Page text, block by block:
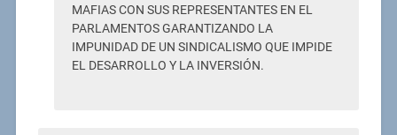
MAFIAS CON SUS REPRESENTANTES EN EL
PARLAMENTOS GARANTIZANDO LA
IMPUNIDAD DE UN SINDICALISMO QUE IMPIDE
EL DESARROLLO Y LA INVERSIÓN.